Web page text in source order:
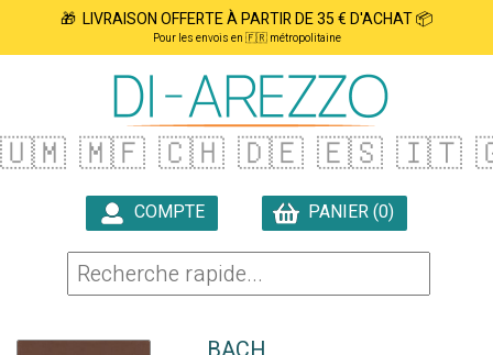
🎁 LIVRAISON OFFERTE À PARTIR DE 35 € D'ACHAT 📦
Pour les envois en 🇫🇷 métropolitaine
🇺🇲 🇲🇫 🇨🇭 🇩🇪 🇪🇸 🇮🇹
COMPTE
PANIER (0)